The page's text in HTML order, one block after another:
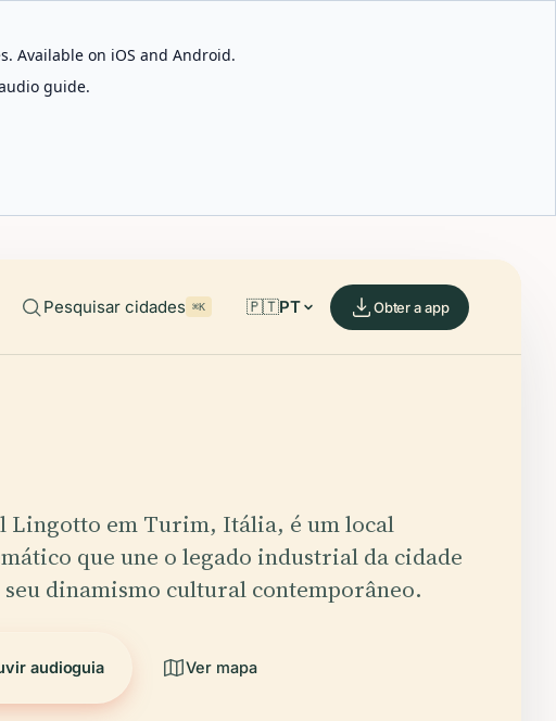
Available on iOS and Android.
guide.
Pesquisar cidades ⌘K 🇵🇹PT Obter a app
Lingotto em Turim, Itália, é um local
que une o legado industrial da cidade
seu dinamismo cultural contemporâneo.
audioguia Ver mapa